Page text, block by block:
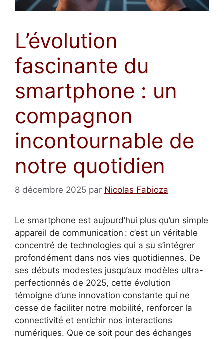
L’évolution
fascinante du
smartphone : un
compagnon
incontournable de
notre quotidien
8 décembre 2025 par Nicolas Fabioza
Le smartphone est aujourd’hui plus qu’un simple
appareil de communication : c’est un véritable
concentré de technologies qui a su s’intégrer
profondément dans nos vies quotidiennes. De
ses débuts modestes jusqu’aux modèles ultra-
perfectionnés de 2025, cette évolution
témoigne d’une innovation constante qui ne
cesse de faciliter notre mobilité, renforcer la
connectivité et enrichir nos interactions
numériques. Que ce soit pour des échanges